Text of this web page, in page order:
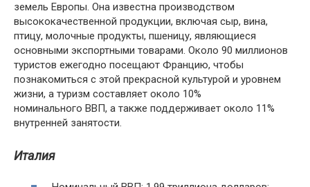
земель Европы. Она известна производством
высококачественной продукции, включая сыр, вина,
птицу, молочные продукты, пшеницу, являющиеся
основными экспортными товарами. Около 90 миллионов
туристов ежегодно посещают Францию, чтобы
познакомиться с этой прекрасной культурой и уровнем
жизни, а туризм составляет около 10%
номинального ВВП, а также поддерживает около 11%
внутренней занятости.
Италия